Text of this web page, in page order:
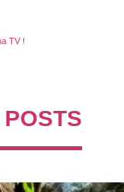
TV !